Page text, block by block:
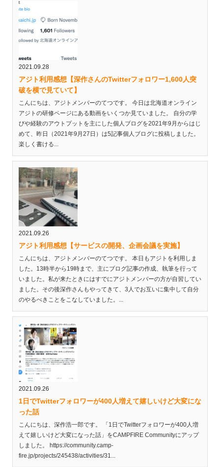
2021.09.28
アジト利用感想【深作さんのTwitterフォロワー1,600人突
破を横で見ていて】
こんにちは、アジトメンバーのてつです。 今日は北海道オンライン
アジトの研修ページにある動画をいくつか見ていました。 自分の学
びや経験のアウトプットを主にした個人ブログを2021年9月からはじ
めて、昨日（2021年9月27日）は5記事個人ブログに投稿しました。
楽しく書ける...
2021.09.26
アジト利用感想【サービスの開発、企画会議を実施】
こんにちは、アジトメンバーのてつです。 本日もアジトを利用しま
した。13時半から19時まで、主にブログ記事の作成、執筆を行って
いました。私が来たときにはすでにアジトメンバーの方が自習してい
ました。その後深作さんもやってきて、3人でお互いに集中して自分
のやるべきことをこなしていました。...
2021.09.26
1日でTwitterフォロワーが400人増えて嬉しいけど大変にな
った話
こんにちは、深作浩一郎です。 「1日でTwitterフォロワーが400人増
えて嬉しいけど大変になった話」をCAMPFIRE Communityにアップ
しました。 https://community.camp-
fire.jp/projects/245438/activities/31...